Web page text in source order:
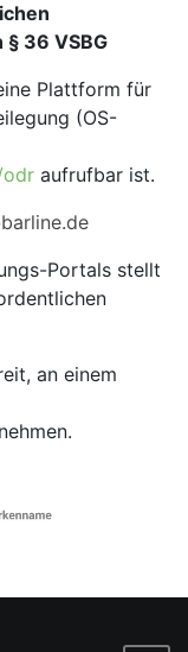
36 VSBG
Plattform für
(OS-
odr aufrufbar ist.
Portals stellt
an einem